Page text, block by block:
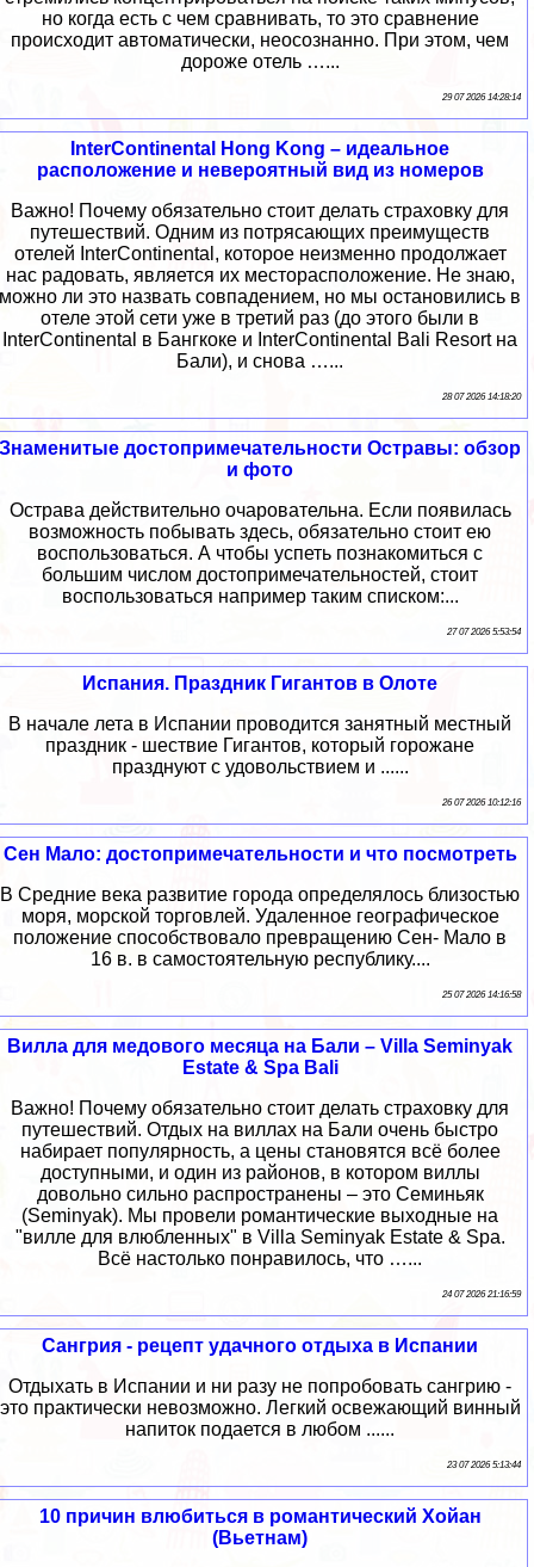
но когда есть с чем сравнивать, то это сравнение
происходит автоматически, неосознанно. При этом, чем
дороже отель …...
29 07 2026 14:28:14
InterContinental Hong Kong – идеальное
расположение и невероятный вид из номеров
Важно! Почему обязательно стоит делать страховку для
путешествий. Одним из потрясающих преимуществ
отелей InterContinental, которое неизменно продолжает
нас радовать, является их месторасположение. Не знаю,
можно ли это назвать совпадением, но мы остановились в
отеле этой сети уже в третий раз (до этого были в
InterContinental в Бангкоке и InterContinental Bali Resort на
Бали), и снова …...
28 07 2026 14:18:20
Знаменитые достопримечательности Остравы: обзор
и фото
Острава действительно очаровательна. Если появилась
возможность побывать здесь, обязательно стоит ею
воспользоваться. А чтобы успеть познакомиться с
большим числом достопримечательностей, стоит
воспользоваться например таким списком:...
27 07 2026 5:53:54
Испания. Праздник Гигантов в Олоте
В начале лета в Испании проводится занятный местный
праздник - шествие Гигантов, который горожане
празднуют с удовольствием и ......
26 07 2026 10:12:16
Сен Мало: достопримечательности и что посмотреть
В Средние века развитие города определялось близостью
моря, морской торговлей. Удаленное географическое
положение способствовало превращению Сен- Мало в
16 в. в самостоятельную республику....
25 07 2026 14:16:58
Вилла для медового месяца на Бали – Villa Seminyak
Estate & Spa Bali
Важно! Почему обязательно стоит делать страховку для
путешествий. Отдых на виллах на Бали очень быстро
набирает популярность, а цены становятся всё более
доступными, и один из районов, в котором виллы
довольно сильно распространены – это Семиньяк
(Seminyak). Мы провели романтические выходные на
"вилле для влюбленных" в Villa Seminyak Estate & Spa.
Всё настолько понравилось, что …...
24 07 2026 21:16:59
Сангрия - рецепт удачного отдыха в Испании
Отдыхать в Испании и ни разу не попробовать сангрию -
это практически невозможно. Легкий освежающий винный
напиток подается в любом ......
23 07 2026 5:13:44
10 причин влюбиться в романтический Хойан
(Вьетнам)